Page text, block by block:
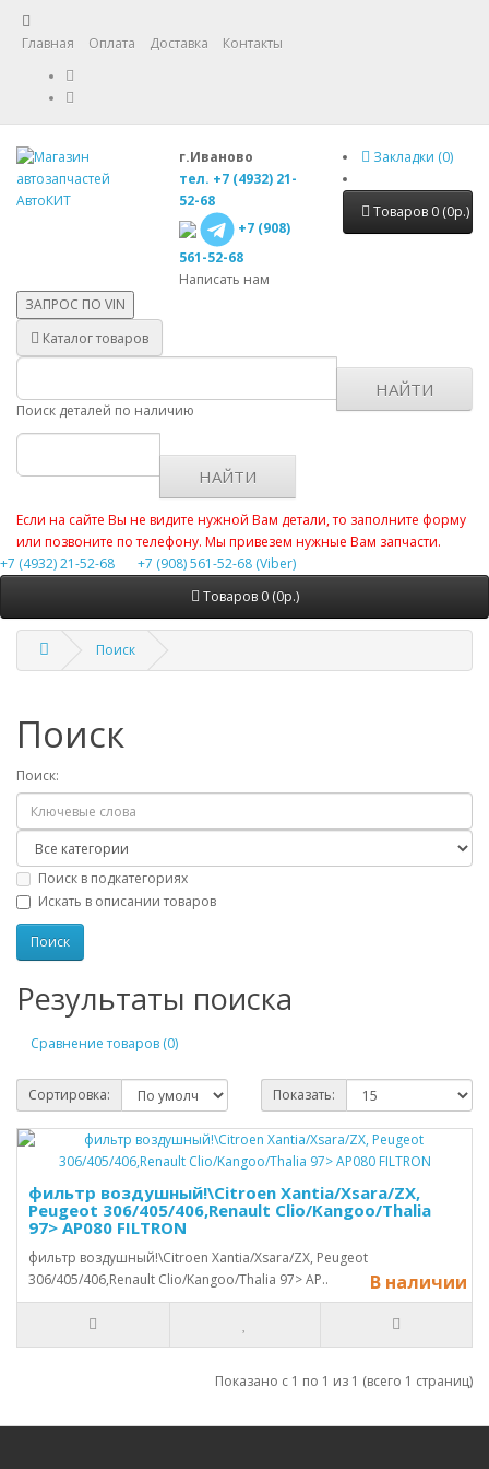
Главная Оплата Доставка Контакты
г.Иваново
тел. +7 (4932) 21-
52-68
+7 (908)
561-52-68
Написать нам
Закладки (0)
Товаров 0 (0р.)
ЗАПРОС ПО VIN
Каталог товаров
Поиск деталей по наличию
НАЙТИ
НАЙТИ
Если на сайте Вы не видите нужной Вам детали, то заполните форму
или позвоните по телефону. Мы привезем нужные Вам запчасти.
+7 (4932) 21-52-68
+7 (908) 561-52-68 (Viber)
Товаров 0 (0р.)
Поиск
Поиск
Поиск:
Поиск в подкатегориях
Искать в описании товаров
Результаты поиска
Сравнение товаров (0)
Сортировка: Показать:
фильтр воздушный!\Citroen Xantia/Xsara/ZX,
Peugeot 306/405/406,Renault Clio/Kangoo/Thalia
97> AP080 FILTRON
фильтр воздушный!\Citroen Xantia/Xsara/ZX, Peugeot
306/405/406,Renault Clio/Kangoo/Thalia 97> AP..
В наличии
Показано с 1 по 1 из 1 (всего 1 страниц)